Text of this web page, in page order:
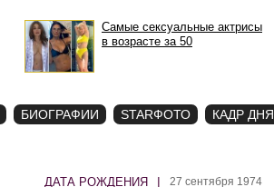
Самые сексуальные актрисы
в возрасте за 50
БИОГРАФИИ STARФОТО КАДР ДНЯ
ДАТА РОЖДЕНИЯ | 27 сентября 1974